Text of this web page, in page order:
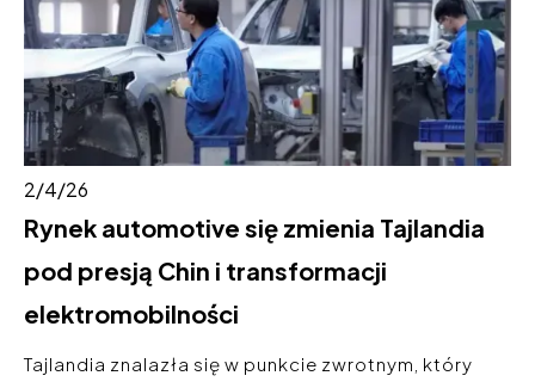
2/4/26
Rynek automotive się zmienia Tajlandia
pod presją Chin i transformacji
elektromobilności
Tajlandia znalazła się w punkcie zwrotnym, który